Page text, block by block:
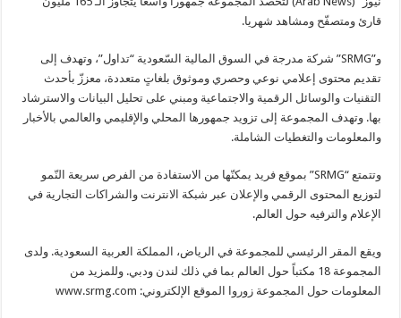
قارئ ومتصفّح ومشاهد شهريا.
و”SRMG” شركة مدرجة في السوق المالية السّعودية “تداول”، وتهدف إلى
تقديم محتوى إعلامي نوعي وحصري وموثوق بلغاتٍ متعددة، معززّ بأحدث
التقنيات والوسائل الرقمية والاجتماعية ومبني على تحليل البيانات والاسترشاد
بها. وتهدف المجموعة إلى تزويد جمهورها المحلي والإقليمي والعالمي بالأخبار
والمعلومات والتغطيات الشاملة.
وتتمتع “SRMG” بموقع فريد يمكنّها من الاستفادة من الفرص سريعة النّمو
لتوزيع المحتوى الرقمي والإعلان عبر شبكة الانترنت والشراكات التجارية في
الإعلام والترفيه حول العالم.
ويقع المقر الرئيسي للمجموعة في الرياض، المملكة العربية السعودية. ولدى
المجموعة 18 مكتباً حول العالم بما في ذلك لندن ودبي. وللمزيد من
المعلومات حول المجموعة زوروا الموقع الإلكتروني: www.srmg.com